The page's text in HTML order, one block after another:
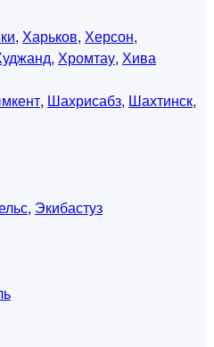
, Харьков, Херсон,
, Хромтау, Хива
, Шахрисабз, Шахтинск,
, Экибастуз